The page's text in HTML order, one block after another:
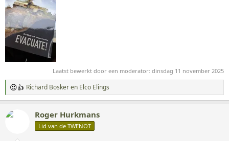
Laatst bewerkt door een moderator: dinsdag 11 november 2025
W
a
r
Richard Boskeren Elco Elings
Roger Hurkmans
Lid van de TWENOT